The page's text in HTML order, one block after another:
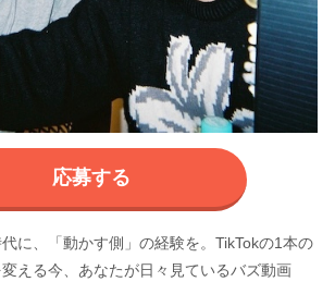
応募する
に、「動かす側」の経験を。TikTokの1本の
える今、あなたが日々見ているバズ動画